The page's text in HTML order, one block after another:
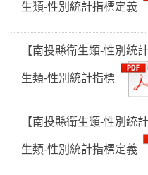
生類-性別統計指標定義
【南投縣衛生類-性別統
生類-性別統計指標
【南投縣衛生類-性別統
生類-性別統計指標定義